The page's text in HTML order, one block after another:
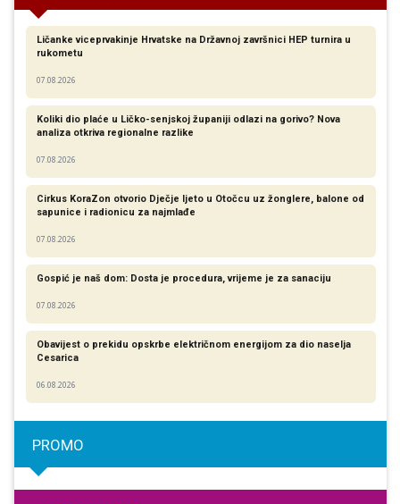
Ličanke viceprvakinje Hrvatske na Državnoj završnici HEP turnira u
rukometu
07.08.2026
Koliki dio plaće u Ličko-senjskoj županiji odlazi na gorivo? Nova
analiza otkriva regionalne razlike​
07.08.2026
Cirkus KoraZon otvorio Dječje ljeto u Otočcu uz žonglere, balone od
sapunice i radionicu za najmlađe
07.08.2026
Gospić je naš dom: Dosta je procedura, vrijeme je za sanaciju
07.08.2026
Obavijest o prekidu opskrbe električnom energijom za dio naselja
Cesarica
06.08.2026
PROMO